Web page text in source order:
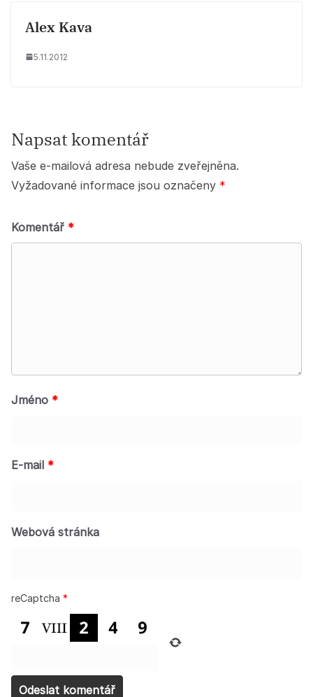
Alex Kava
5.11.2012
Napsat komentář
Vaše e-mailová adresa nebude zveřejněna.
Vyžadované informace jsou označeny *
Komentář *
Jméno *
E-mail *
Webová stránka
reCaptcha *